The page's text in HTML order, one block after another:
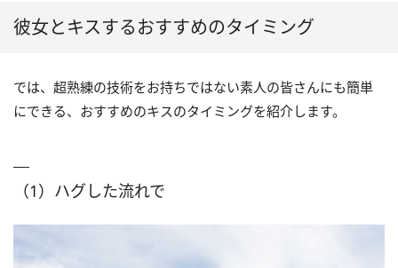
彼女とキスするおすすめのタイミング
では、超熟練の技術をお持ちではない素人の皆さんにも簡単
にできる、おすすめのキスのタイミングを紹介します。
（1）ハグした流れで